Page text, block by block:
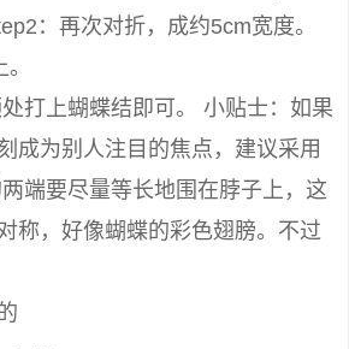
：再次对折，成约5cm宽度。
打上蝴蝶结即可。 小贴士：如果
成为别人注目的焦点，建议采用
端要尽量等长地围在脖子上，这
称，好像蝴蝶的彩色翅膀。不过